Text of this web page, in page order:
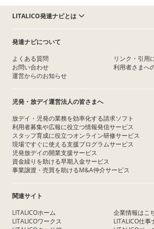
LITALICO発達ナビとは
発達ナビについて
よくある質問
お問い合わせ
運営からのお知らせ
リンク・引用
利用者さまへ
児発・放デイ運営法人の皆さまへ
放デイ・児発の業務を効率化する請求ソフト
利用者募集や広報に役立つ情報発信サービス
スタッフ育成に役立つオンライン研修サービス
現場ですぐに使える支援プログラムサービス
児発放デイの開業支援サービス
資金繰りを助ける早期入金サービス
事業譲渡・売買を助けるM&A仲介サービス
関連サイト
LITALICOホーム
LITALICOワークス
企業情報はこ
LITALICO仕事